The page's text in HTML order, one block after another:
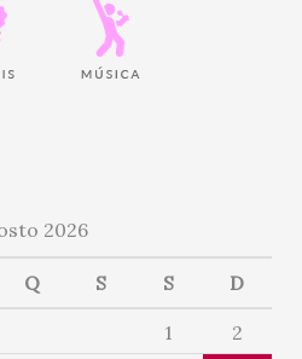
2026
Q S S D
1
2